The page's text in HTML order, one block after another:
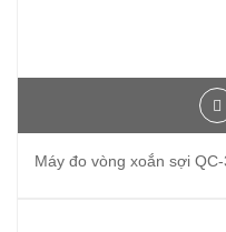
Máy đo vòng xoắn sợi